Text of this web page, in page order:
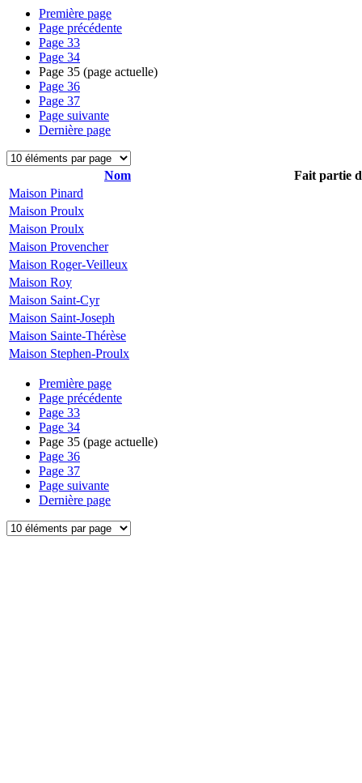
Première page
Page précédente
Page 33
Page 34
Page 35 (page actuelle)
Page 36
Page 37
Page suivante
Dernière page
Nom
Fait partie
Maison Pinard
Maison Proulx
Maison Proulx
Maison Provencher
Maison Roger-Veilleux
Maison Roy
Maison Saint-Cyr
Maison Saint-Joseph
Maison Sainte-Thérèse
Maison Stephen-Proulx
Première page
Page précédente
Page 33
Page 34
Page 35 (page actuelle)
Page 36
Page 37
Page suivante
Dernière page